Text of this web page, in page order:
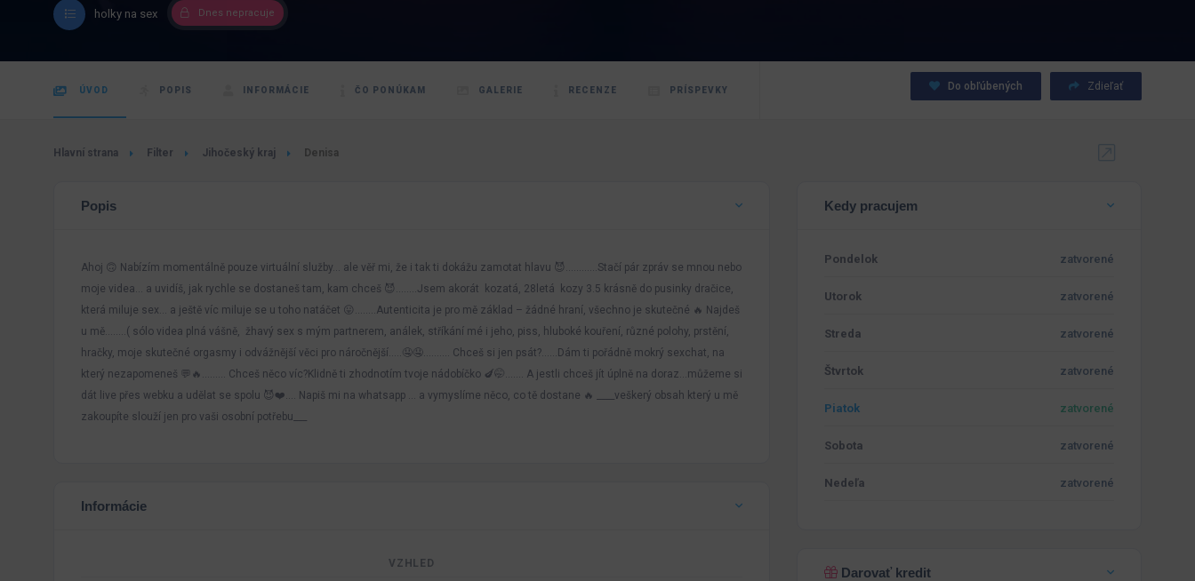
holky na sex Dnes nepracuje
ÚVOD POPIS INFORMÁCIE ČO PONÚKAM GALERIE RECENZE PRÍSPEVKY Do obľúbených Zdieľať
Hlavní strana Filter Jihočeský kraj Denisa
Popis
Ahoj 🙃 Nabízím momentálně pouze virtuální služby… ale věř mi, že i tak ti dokážu zamotat hlavu 😈…………Stačí pár zpráv se mnou nebo
moje videa… a uvidíš, jak rychle se dostaneš tam, kam chceš 😈……..Jsem akorát kozatá, 28letá kozy 3.5 krásně do pusinky dračice,
která miluje sex… a ještě víc miluje se u toho natáčet 😛……..Autenticita je pro mě základ – žádné hraní, všechno je skutečné 🔥 Najdeš
u mě……..( sólo videa plná vášně, žhavý sex s mým partnerem, análek, stříkání mé i jeho, piss, hluboké kouření, různé polohy, prstění,
hračky, moje skutečné orgasmy i odvážnější věci pro náročnější…..🤤🤤………. Chceš si jen psát?……Dám ti pořádně mokrý sexchat, na
který nezapomeneš 💬🔥……… Chceš něco víc?Klidně ti zhodnotím tvoje nádobíčko 🍆🤭……. A jestli chceš jít úplně na doraz…můžeme si
dát live přes webku a udělat se spolu 😈❤️…. Napiš mi na whatsapp … a vymyslíme něco, co tě dostane 🔥 ____veškerý obsah který u mě
zakoupíte slouží jen pro vaši osobní potřebu___
Informácie
VZHLED
Kedy pracujem
Pondelok zatvorené
Utorok zatvorené
Streda zatvorené
Štvrtok zatvorené
Piatok zatvorené
Sobota zatvorené
Nedeľa zatvorené
Darovať kredit